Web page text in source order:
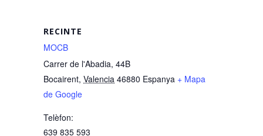
RECINTE
MOCB
Carrer de l'Abadia, 44B
Bocairent, Valencia 46880 Espanya + Mapa
de Google
Telèfon:
639 835 593